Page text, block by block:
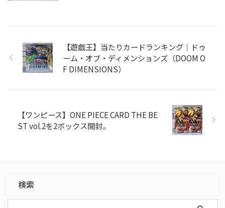
【遊戯王】当たりカードランキング｜ドゥ
ーム・オブ・ディメンションズ（DOOM O
F DIMENSIONS）
【ワンピース】ONE PIECE CARD THE BE
ST vol.2を2ボックス開封。
検索